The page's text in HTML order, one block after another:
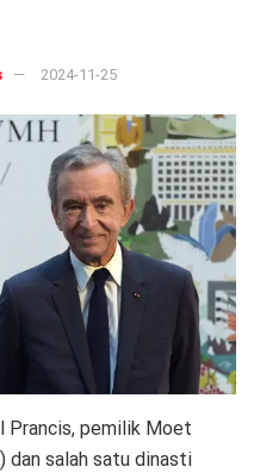
2024-11-25
Prancis, pemilik Moet
dan salah satu dinasti